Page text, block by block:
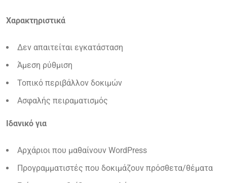
Χαρακτηριστικά
Δεν απαιτείται εγκατάσταση
Άμεση ρύθμιση
Τοπικό περιβάλλον δοκιμών
Ασφαλής πειραματισμός
Ιδανικό για
Αρχάριοι που μαθαίνουν WordPress
Προγραμματιστές που δοκιμάζουν πρόσθετα/θέματα